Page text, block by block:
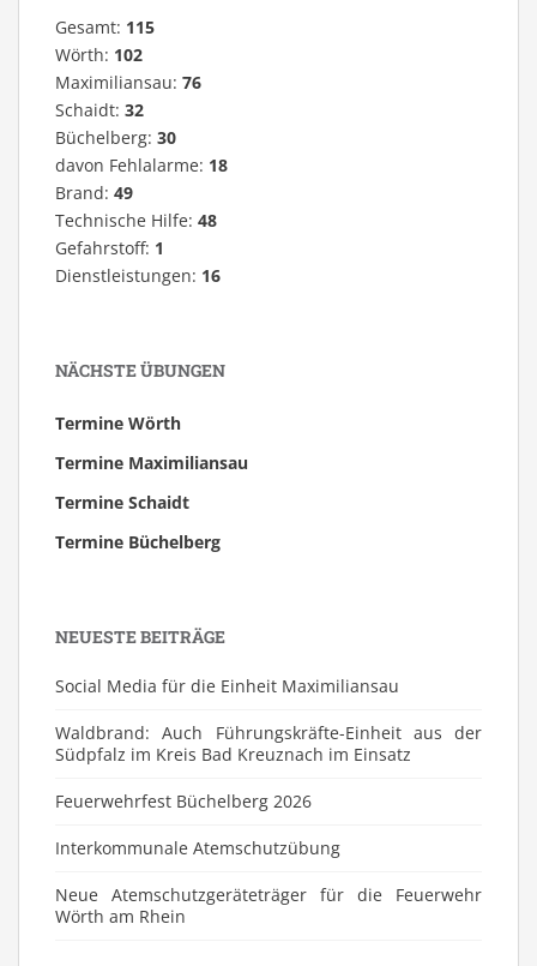
Gesamt: 115
Wörth: 102
Maximiliansau: 76
Schaidt: 32
Büchelberg: 30
davon Fehlalarme: 18
Brand: 49
Technische Hilfe: 48
Gefahrstoff: 1
Dienstleistungen: 16
NÄCHSTE ÜBUNGEN
Termine Wörth
Termine Maximiliansau
Termine Schaidt
Termine Büchelberg
NEUESTE BEITRÄGE
Social Media für die Einheit Maximiliansau
Waldbrand: Auch Führungskräfte-Einheit aus der
Südpfalz im Kreis Bad Kreuznach im Einsatz
Feuerwehrfest Büchelberg 2026
⁠Interkommunale Atemschutzübung
Neue Atemschutzgeräteträger für die Feuerwehr
Wörth am Rhein